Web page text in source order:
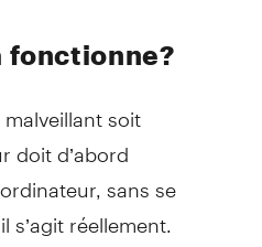
fonctionne?
soit
doit d’abord
sans se
réellement.